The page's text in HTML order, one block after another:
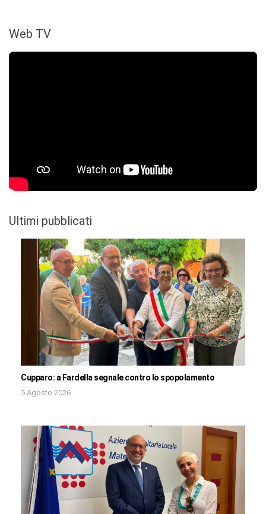
Web TV
Ultimi pubblicati
Cupparo: a Fardella segnale contro lo spopolamento
5 Agosto 2026